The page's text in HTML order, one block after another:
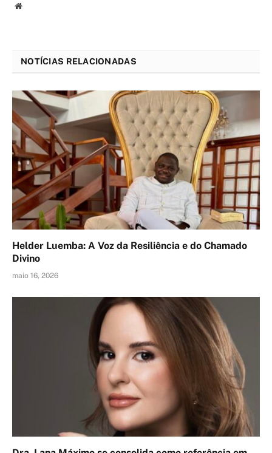
Website
NOTÍCIAS RELACIONADAS
Helder Luemba: A Voz da Resiliência e do Chamado
Divino
maio 16, 2026